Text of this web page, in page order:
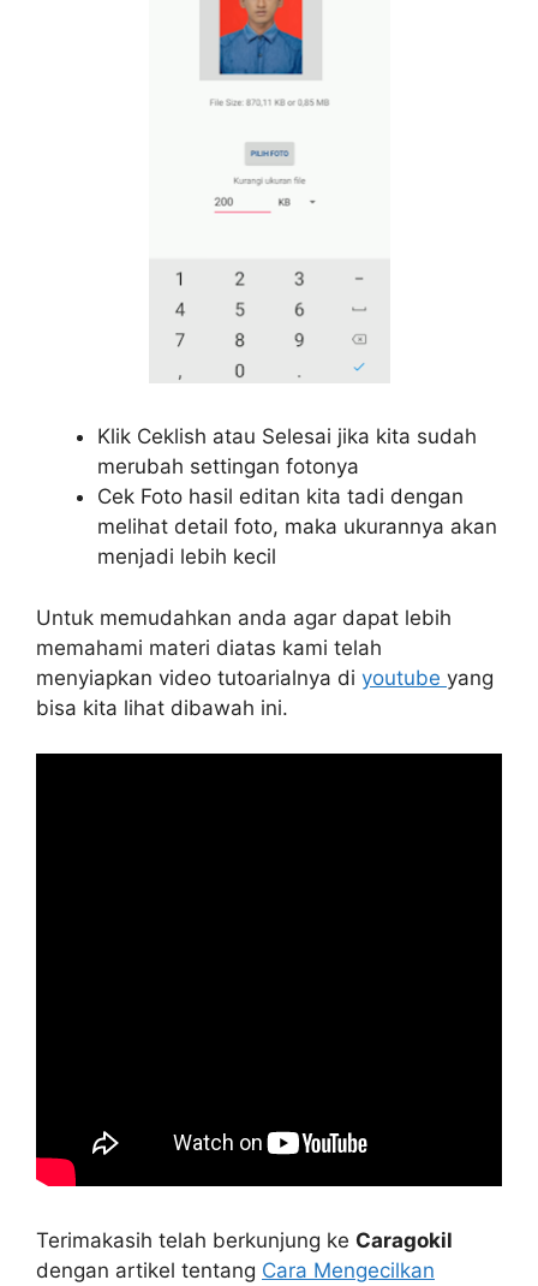
Klik Ceklish atau Selesai jika kita sudah
merubah settingan fotonya
Cek Foto hasil editan kita tadi dengan
melihat detail foto, maka ukurannya akan
menjadi lebih kecil
Untuk memudahkan anda agar dapat lebih
memahami materi diatas kami telah
menyiapkan video tutoarialnya di youtube yang
bisa kita lihat dibawah ini.
Terimakasih telah berkunjung ke Caragokil
dengan artikel tentang Cara Mengecilkan